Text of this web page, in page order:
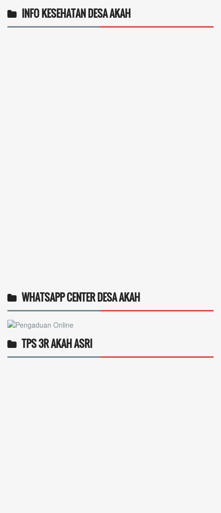
INFO KESEHATAN DESA AKAH
WHATSAPP CENTER DESA AKAH
TPS 3R AKAH ASRI